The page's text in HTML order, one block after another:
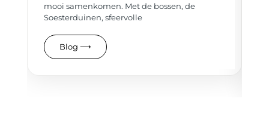
mooi samenkomen. Met de bossen, de
Soesterduinen, sfeervolle
Blog ⟶